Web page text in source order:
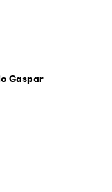
Gaspar